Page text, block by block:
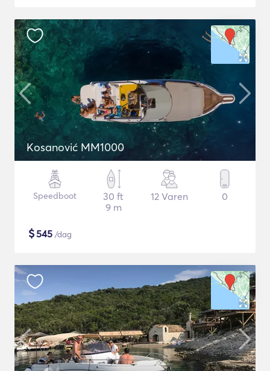
Kosanović MM1000
Speedboot
30 ft
9 m
12 Varen 0
$545 /dag